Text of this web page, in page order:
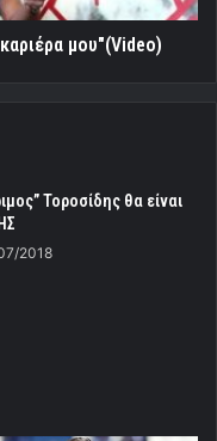
μου"(Video)
Τοροσίδης θα είναι
2018